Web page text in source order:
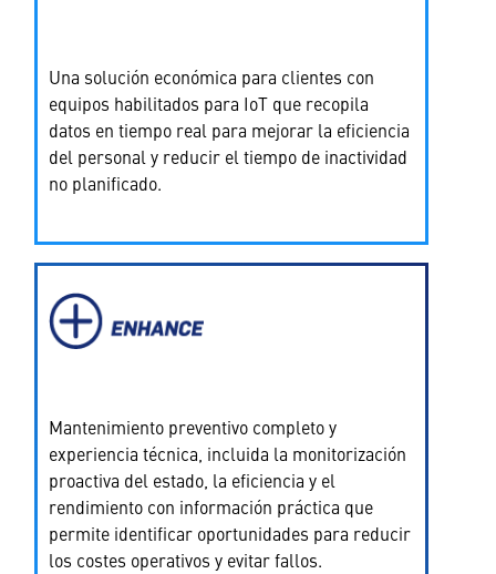
Una solución económica para clientes con
equipos habilitados para IoT que recopila
datos en tiempo real para mejorar la eficiencia
del personal y reducir el tiempo de inactividad
no planificado.
Mantenimiento preventivo completo y
experiencia técnica, incluida la monitorización
proactiva del estado, la eficiencia y el
rendimiento con información práctica que
permite identificar oportunidades para reducir
los costes operativos y evitar fallos.